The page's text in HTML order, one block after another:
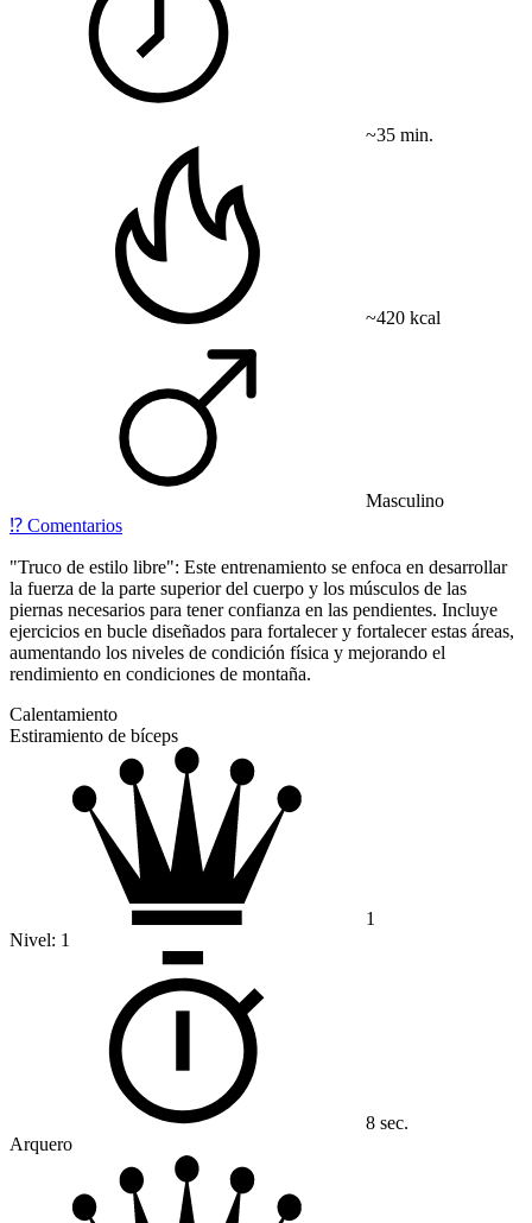
~35 min.
~420 kcal
Masculino
⁉️ Comentarios
"Truco de estilo libre": Este entrenamiento se enfoca en desarrollar
la fuerza de la parte superior del cuerpo y los músculos de las
piernas necesarios para tener confianza en las pendientes. Incluye
ejercicios en bucle diseñados para fortalecer y fortalecer estas áreas,
aumentando los niveles de condición física y mejorando el
rendimiento en condiciones de montaña.
Calentamiento
Estiramiento de bíceps
1
Nivel: 1
8 sec.
Arquero